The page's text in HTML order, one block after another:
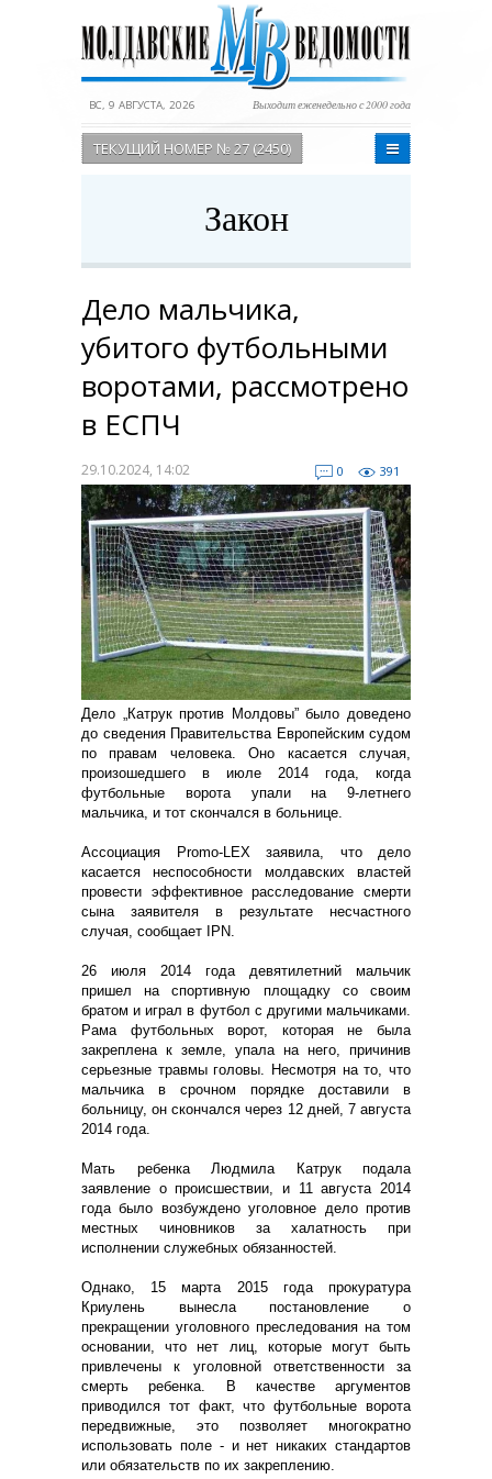
ВС, 9 АВГУСТА, 2026 Выходит еженедельно с 2000 года
ТЕКУЩИЙ НОМЕР № 27 (2450)
Закон
Дело мальчика,
убитого футбольными
воротами, рассмотрено
в ЕСПЧ
29.10.2024, 14:02 0 391
Дело „Катрук против Молдовы” было доведено
до сведения Правительства Европейским судом
по правам человека. Оно касается случая,
произошедшего в июле 2014 года, когда
футбольные ворота упали на 9-летнего
мальчика, и тот скончался в больнице.
Ассоциация Promo-LEX заявила, что дело
касается неспособности молдавских властей
провести эффективное расследование смерти
сына заявителя в результате несчастного
случая, сообщает IPN.
26 июля 2014 года девятилетний мальчик
пришел на спортивную площадку со своим
братом и играл в футбол с другими мальчиками.
Рама футбольных ворот, которая не была
закреплена к земле, упала на него, причинив
серьезные травмы головы. Несмотря на то, что
мальчика в срочном порядке доставили в
больницу, он скончался через 12 дней, 7 августа
2014 года.
Мать ребенка Людмила Катрук подала
заявление о происшествии, и 11 августа 2014
года было возбуждено уголовное дело против
местных чиновников за халатность при
исполнении служебных обязанностей.
Однако, 15 марта 2015 года прокуратура
Криулень вынесла постановление о
прекращении уголовного преследования на том
основании, что нет лиц, которые могут быть
привлечены к уголовной ответственности за
смерть ребенка. В качестве аргументов
приводился тот факт, что футбольные ворота
передвижные, это позволяет многократно
использовать поле - и нет никаких стандартов
или обязательств по их закреплению.